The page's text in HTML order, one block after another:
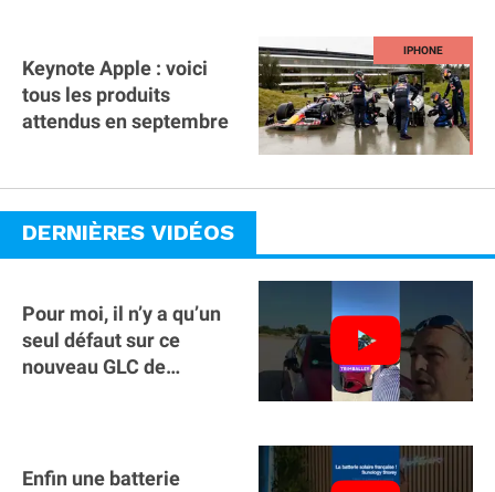
Keynote Apple : voici
tous les produits
attendus en septembre
DERNIÈRES VIDÉOS
Pour moi, il n’y a qu’un
seul défaut sur ce
nouveau GLC de
Enfin une batterie